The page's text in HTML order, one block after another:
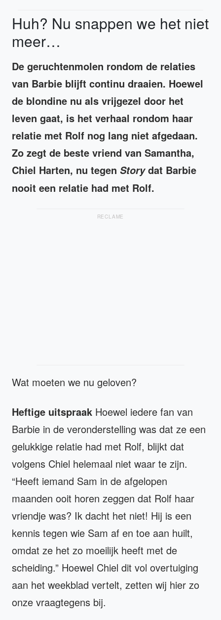
Huh? Nu snappen we het niet
meer…
De geruchtenmolen rondom de relaties
van Barbie blijft continu draaien. Hoewel
de blondine nu als vrijgezel door het
leven gaat, is het verhaal rondom haar
relatie met Rolf nog lang niet afgedaan.
Zo zegt de beste vriend van Samantha,
Chiel Harten, nu tegen Storydat Barbie
nooit een relatie had met Rolf.
RECLAME
Wat moeten we nu geloven?
Heftige uitspraak Hoewel iedere fan van
Barbie in de veronderstelling was dat ze een
gelukkige relatie had met Rolf, blijkt dat
volgens Chiel helemaal niet waar te zijn.
“Heeft iemand Sam in de afgelopen
maanden ooit horen zeggen dat Rolf haar
vriendje was? Ik dacht het niet! Hij is een
kennis tegen wie Sam af en toe aan huilt,
omdat ze het zo moeilijk heeft met de
scheiding.” Hoewel Chiel dit vol overtuiging
aan het weekblad vertelt, zetten wij hier zo
onze vraagtegens bij.